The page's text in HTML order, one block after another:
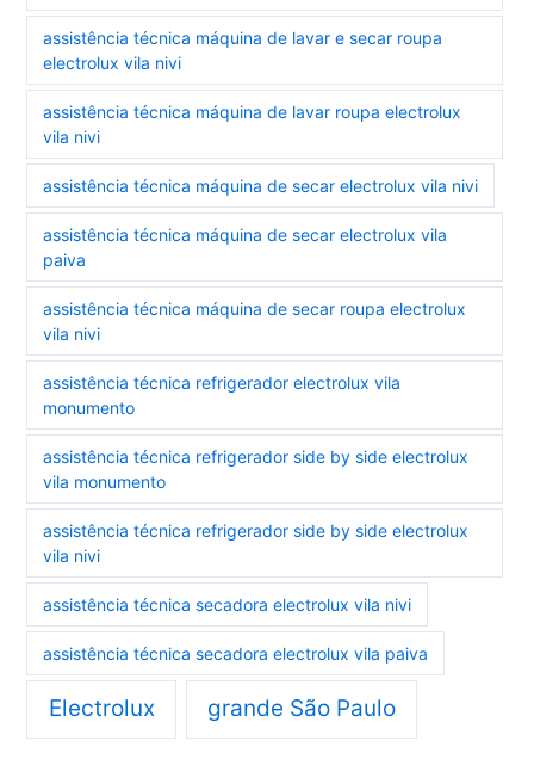
assistência técnica máquina de lavar e secar roupa
electrolux vila nivi
assistência técnica máquina de lavar roupa electrolux
vila nivi
assistência técnica máquina de secar electrolux vila nivi
assistência técnica máquina de secar electrolux vila
paiva
assistência técnica máquina de secar roupa electrolux
vila nivi
assistência técnica refrigerador electrolux vila
monumento
assistência técnica refrigerador side by side electrolux
vila monumento
assistência técnica refrigerador side by side electrolux
vila nivi
assistência técnica secadora electrolux vila nivi
assistência técnica secadora electrolux vila paiva
Electrolux grande São Paulo